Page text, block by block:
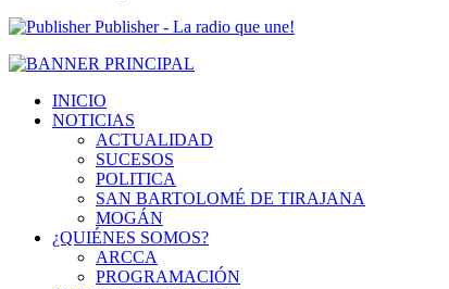
Publisher - La radio que une!
INICIO
NOTICIAS
ACTUALIDAD
SUCESOS
POLITICA
SAN BARTOLOMÉ DE TIRAJANA
MOGÁN
¿QUIÉNES SOMOS?
ARCCA
PROGRAMACIÓN